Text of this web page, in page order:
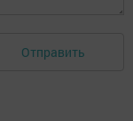
Отправить